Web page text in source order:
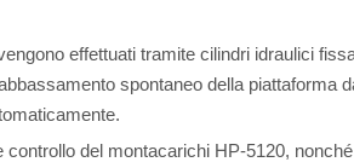
effettuati tramite cilindri idraulici
spontaneo della
controllo del montacarichi HP-5120,